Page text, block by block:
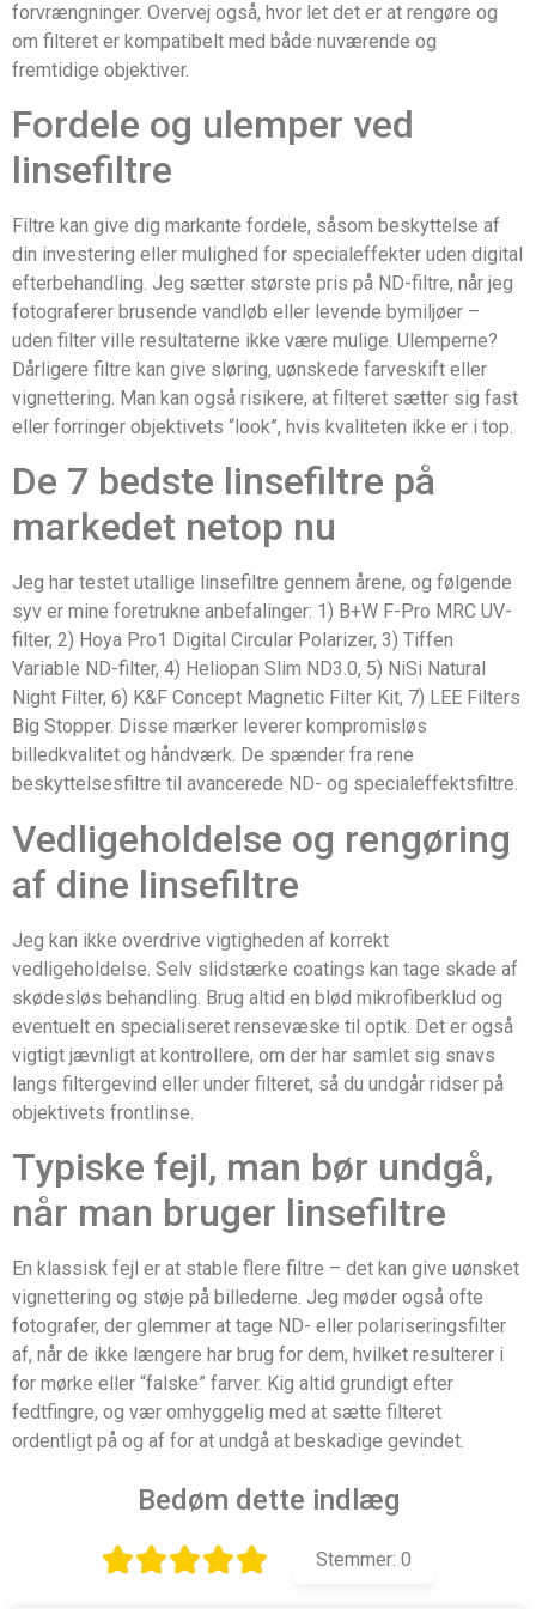
forvrængninger. Overvej også, hvor let det er at rengøre og
om filteret er kompatibelt med både nuværende og
fremtidige objektiver.
Fordele og ulemper ved
linsefiltre
Filtre kan give dig markante fordele, såsom beskyttelse af
din investering eller mulighed for specialeffekter uden digital
efterbehandling. Jeg sætter største pris på ND-filtre, når jeg
fotograferer brusende vandløb eller levende bymiljøer –
uden filter ville resultaterne ikke være mulige. Ulemperne?
Dårligere filtre kan give sløring, uønskede farveskift eller
vignettering. Man kan også risikere, at filteret sætter sig fast
eller forringer objektivets “look”, hvis kvaliteten ikke er i top.
De 7 bedste linsefiltre på
markedet netop nu
Jeg har testet utallige linsefiltre gennem årene, og følgende
syv er mine foretrukne anbefalinger: 1) B+W F-Pro MRC UV-
filter, 2) Hoya Pro1 Digital Circular Polarizer, 3) Tiffen
Variable ND-filter, 4) Heliopan Slim ND3.0, 5) NiSi Natural
Night Filter, 6) K&F Concept Magnetic Filter Kit, 7) LEE Filters
Big Stopper. Disse mærker leverer kompromisløs
billedkvalitet og håndværk. De spænder fra rene
beskyttelsesfiltre til avancerede ND- og specialeffektsfiltre.
Vedligeholdelse og rengøring
af dine linsefiltre
Jeg kan ikke overdrive vigtigheden af korrekt
vedligeholdelse. Selv slidstærke coatings kan tage skade af
skødesløs behandling. Brug altid en blød mikrofiberklud og
eventuelt en specialiseret rensevæske til optik. Det er også
vigtigt jævnligt at kontrollere, om der har samlet sig snavs
langs filtergevind eller under filteret, så du undgår ridser på
objektivets frontlinse.
Typiske fejl, man bør undgå,
når man bruger linsefiltre
En klassisk fejl er at stable flere filtre – det kan give uønsket
vignettering og støje på billederne. Jeg møder også ofte
fotografer, der glemmer at tage ND- eller polariseringsfilter
af, når de ikke længere har brug for dem, hvilket resulterer i
for mørke eller “falske” farver. Kig altid grundigt efter
fedtfingre, og vær omhyggelig med at sætte filteret
ordentligt på og af for at undgå at beskadige gevindet.
Bedøm dette indlæg
Stemmer: 0